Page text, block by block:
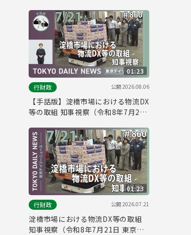
01:23
行財政
公開2026.08.06
【手話版】淀橋市場における物流DX
等の取組 知事視察（令和8年7月21
01:23
行財政
公開2026.07.21
淀橋市場における物流DX等の取組
知事視察（令和8年7月21日 東京デ